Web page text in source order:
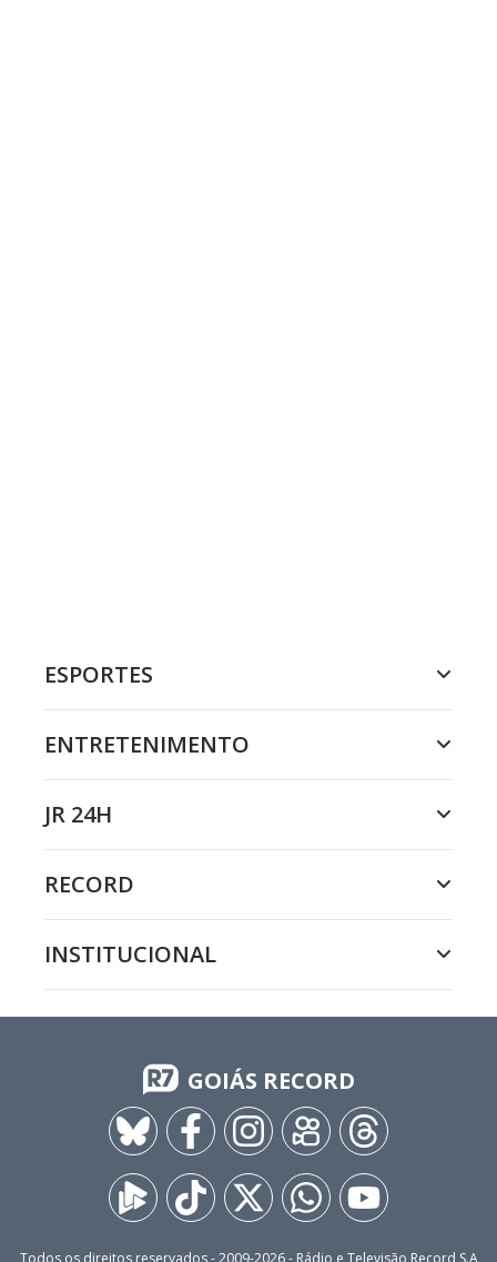
ESPORTES
ENTRETENIMENTO
JR 24H
RECORD
INSTITUCIONAL
GOIÁS RECORD
Todos os direitos reservados - 2009-2026- Rádio e Televisão Record S.A